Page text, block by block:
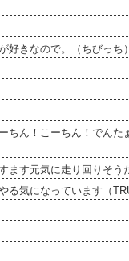
きなので。（ちびっち）
ん！こーちん！でん
す元気に走り回りそう
気になっています（